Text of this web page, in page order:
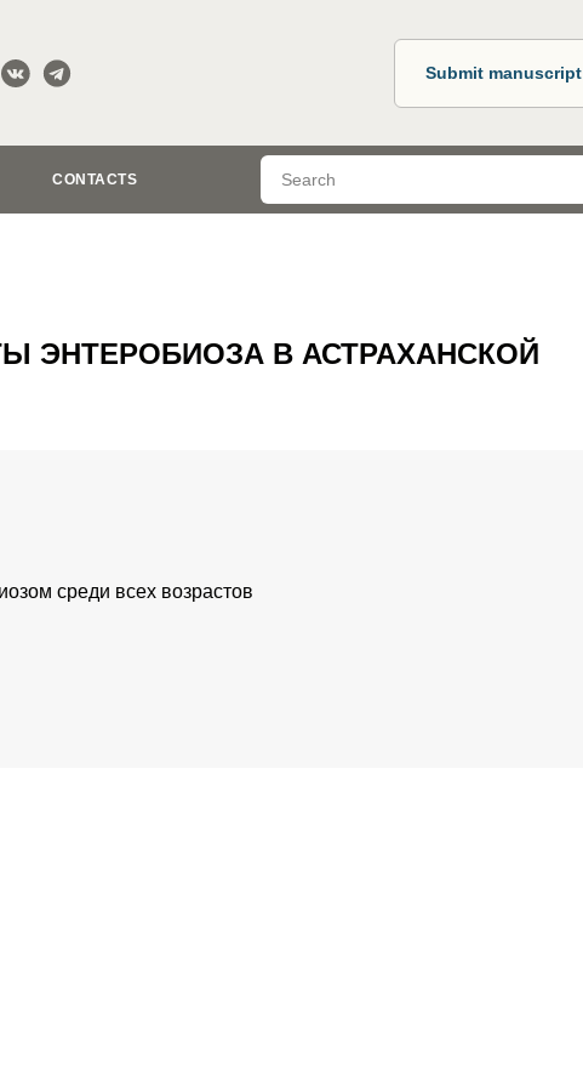
Submit manuscript
CONTACTS
ЭНТЕРОБИОЗА В АСТРАХАНСКОЙ
среди всех возрастов